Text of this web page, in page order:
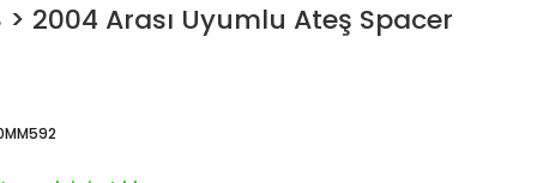
2004 Arası Uyumlu Ateş Spacer